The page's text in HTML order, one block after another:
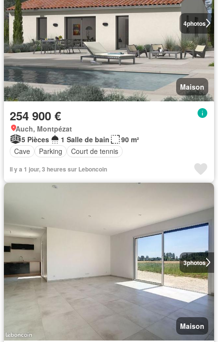
4photos
Maison
254 900 €
Auch, Montpézat
5 Pièces
1 Salle de bain
90 m²
Cave
Parking Court de tennis
Il y a 1 jour, 3 heures sur Leboncoin
3photos
Maison